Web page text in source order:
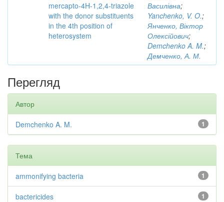
mercapto-4H-1,2,4-triazole
with the donor substituents
in the 4th position of
heterosystem
Василівна;
Yanchenko, V. O.;
Янченко, Віктор
Олексійович;
Demchenko A. M.;
Демченко, А. М.
Перегляд
Автор
1
Demchenko A. M.
Тема
1
ammonifying bacteria
1
bactericides